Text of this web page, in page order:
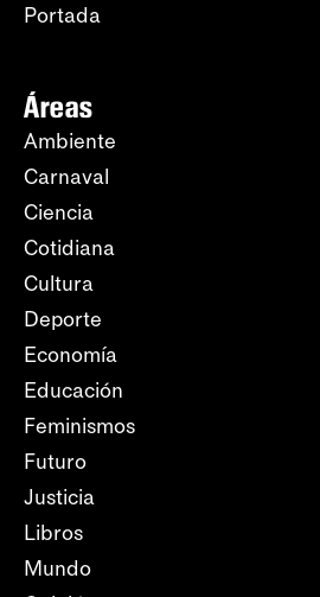
Portada
Áreas
Ambiente
Carnaval
Ciencia
Cotidiana
Cultura
Deporte
Economía
Educación
Feminismos
Futuro
Justicia
Libros
Mundo